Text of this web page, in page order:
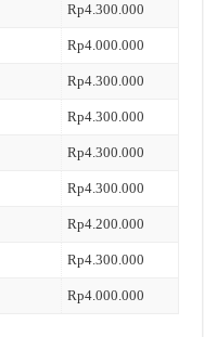
Rp4.300.000
Rp4.000.000
Rp4.300.000
Rp4.300.000
Rp4.300.000
Rp4.300.000
Rp4.200.000
Rp4.300.000
Rp4.000.000